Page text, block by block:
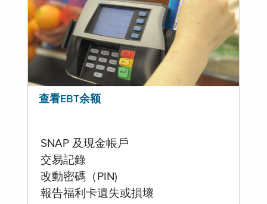
查看EBT余额
SNAP 及現金帳戶
交易記錄
改動密碼（PIN)
報告福利卡遺失或損壞